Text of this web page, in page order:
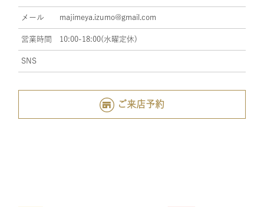
メール majimeya.izumo@gmail.com
営業時間 10:00-18:00(水曜定休)
SNS
ご来店予約